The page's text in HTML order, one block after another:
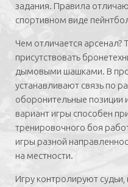
задания. Правила
спортивном виде
Чем отличается
присутствовать
дымовыми шашками. В
устанавливают связь по
оборонительные позиции
вариант игры способен
тренировочного боя
игры разной
на местности.
Игру контролируют